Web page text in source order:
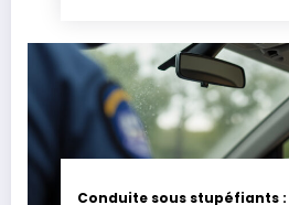
Conduite sous stupéfiants